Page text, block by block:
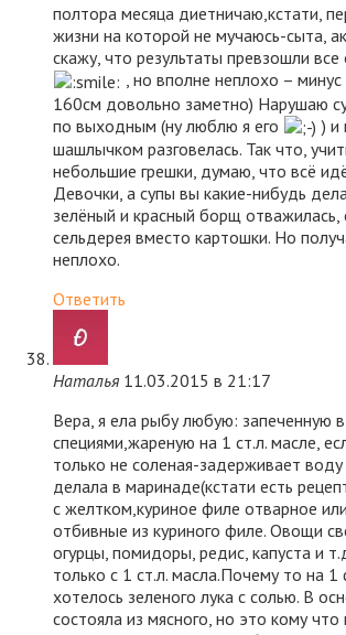
полтора месяца диетничаю,кстати,
жизни на которой не мучаюсь-сыта,
скажу, что результаты превзошли
, но вполне неплохо –
160см довольно заметно) Нарушаю
по выходным (ну люблю я его
) и
шашлычком разговелась. Так что,
небольшие грешки, думаю, что всё
Девочки, а супы вы какие-нибудь
зелёный и красный борщ отважилась,
сельдерея вместо картошки. Но
неплохо.
Ответить
Наталья 11.03.2015 в 21:17
Вера, я ела рыбу любую: запеченную
специями,жареную на 1 ст.л. масле,
только не соленая-задерживает воду
делала в маринаде(кстати есть
с желтком,куриное филе отварное
отбивные из куриного филе. Овощи
огурцы, помидоры, редис, капуста и
только с 1 ст.л. масла.Почему то на 1
хотелось зеленого лука с солью. В
состояла из мясного, но это кому что